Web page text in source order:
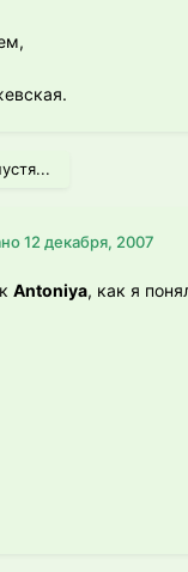
12 декабря, 2007
Antoniya, как я